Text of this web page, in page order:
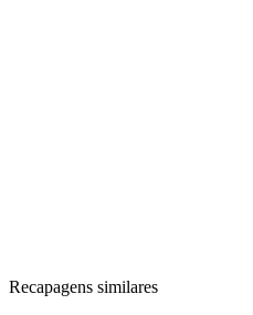
Recapagens similares